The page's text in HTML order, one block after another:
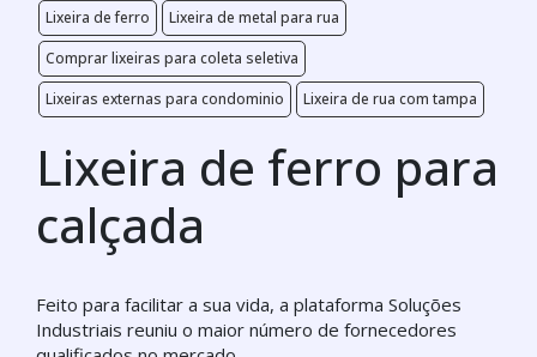
Lixeira de ferro
Lixeira de metal para rua
Comprar lixeiras para coleta seletiva
Lixeiras externas para condominio
Lixeira de rua com tampa
Lixeira de ferro para
calçada
Feito para facilitar a sua vida, a plataforma Soluções
Industriais reuniu o maior número de fornecedores